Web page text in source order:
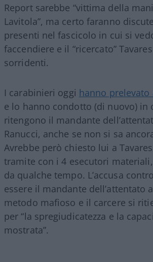
Report sarebbe “vittima della
Lavitola”, ma certo faranno
presenti nel fascicolo in cui si
faccendiere e il “ricercato”
sorridenti.
I carabinieri oggi hanno prelevato
e lo hanno condotto (di nuovo) in
ritengono il mandante
Ranucci, anche se non si sa
Avrebbe però chiesto lui a
tramite con i 4 esecutori
da qualche tempo. L’accusa
essere il mandante dell’attentato
metodo mafioso e il carcere si
per “la spregiudicatezza e la
mostrata”.